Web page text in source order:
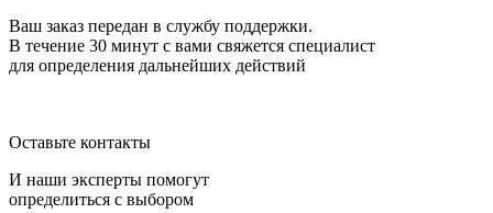
Ваш заказ передан в службу поддержки.
В течение 30 минут с вами свяжется специалист
для определения дальнейших действий
Оставьте контакты
И наши эксперты помогут
определиться с выбором